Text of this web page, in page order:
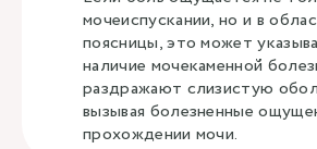
мочеиспускании, но и в
поясницы, это может
наличие мочекаменной
раздражают слизистую
вызывая болезненные
прохождении мочи.